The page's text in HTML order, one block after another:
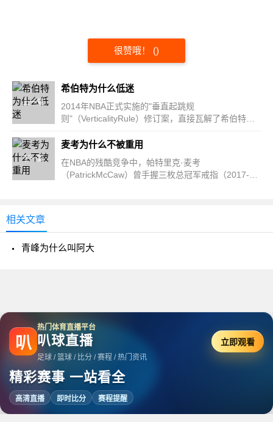
很赞哦！ ()
上一篇
希伯特为什么低迷
2014年NBA正式实施的"垂直起跳规
则"（VerticalityRule）修订案，直接瓦解了希伯特的
下一篇
麦考为什么不被重用
在NBA的残酷竞争中，帕特里克·麦考
（PatrickMcCaw）曾手握三枚总冠军戒指（2017-
相关文章
青峰为什么叫阿大
叭
热门体育直播平台
叭球直播
足球 / 篮球 / 比分 / 赛程 / 热门资讯
精彩赛事 一站看全
高清直播 即时比分 赛程提醒
立即观看